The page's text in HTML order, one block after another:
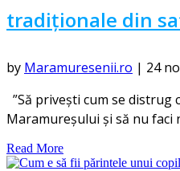
tradiționale din
by Maramuresenii.ro | 24
”Să privești cum se
Maramureșului și să nu faci
Read More